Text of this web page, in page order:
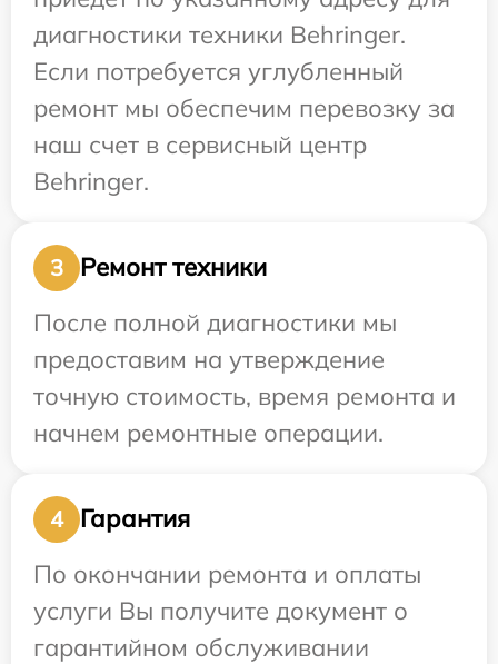
диагностики техники Behringer.
Если потребуется углубленный
ремонт мы обеспечим перевозку за
наш счет в сервисный центр
Behringer.
3
Ремонт техники
После полной диагностики мы
предоставим на утверждение
точную стоимость, время ремонта и
начнем ремонтные операции.
4
Гарантия
По окончании ремонта и оплаты
услуги Вы получите документ о
гарантийном обслуживании